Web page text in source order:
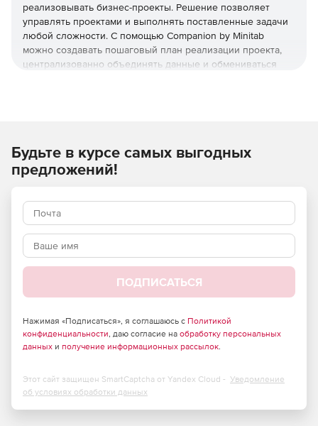
реализовывать бизнес-проекты. Решение позволяет
управлять проектами и выполнять поставленные задачи
любой сложности. С помощью Companion by Minitab
можно создавать пошаговый план реализации проекта,
централизованно объединять данные и обмениваться
Инструменты и отчетность для обеспечения высокого
качества процессов и продукции.
Companion дает вашей команде все, что ей нужно для
усовершенствованию процессов.
Возможности Companion by Minitab:
Данные проекта кодируются в активном состоянии, и
Облачная панель мониторинга с защищенным
доступов всегда обновлена до последней версии и не
Глобальные фильтры позволят вам быстро изменять
Будьте в курсе самых выгодных
предложений!
ПОДПИСАТЬСЯ
Нажимая «Подписаться», я соглашаюсь с Политикой
конфиденциальности, даю согласие на обработку персональных
данных и получение информационных рассылок.
Этот сайт защищен SmartCaptcha от Yandex Cloud - Уведомление
об условиях обработки данных